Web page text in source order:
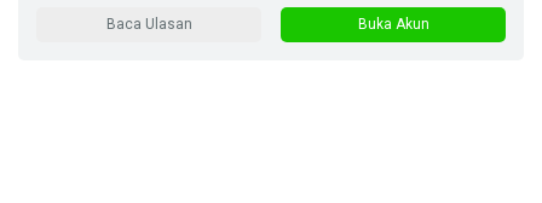
Baca Ulasan Buka Akun